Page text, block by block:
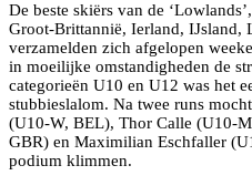
De beste skiërs van de
Groot-Brittannië, Ierland, IJsland,
verzamelden zich afgelopen
in moeilijke omstandigheden de
categorieën U10 en U12 was het
stubbieslalom. Na twee runs
(U10-W, BEL), Thor Calle (U10-
GBR) en Maximilian Eschfaller
podium klimmen.